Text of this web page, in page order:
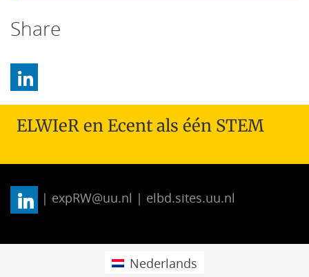
Share
ELWIeR en Ecent als één STEM
| expRW@uu.nl | elbd.sites.uu.nl
Nederlands